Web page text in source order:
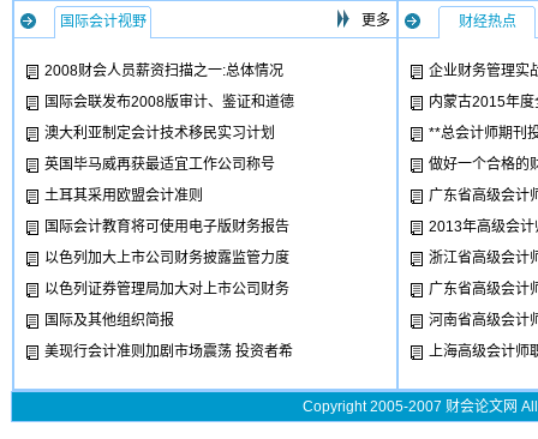
国际会计视野 更多
2008财会人员薪资扫描之一:总体情况
国际会联发布2008版审计、鉴证和道德
澳大利亚制定会计技术移民实习计划
英国毕马威再获最适宜工作公司称号
土耳其采用欧盟会计准则
国际会计教育将可使用电子版财务报告
以色列加大上市公司财务披露监管力度
以色列证券管理局加大对上市公司财务
国际及其他组织简报
美现行会计准则加剧市场震荡 投资者希
财经热点
企业财务管理实
内蒙古2015年
**总会计师期刊
做好一个合格的
广东省高级会计
2013年高级会
浙江省高级会计
广东省高级会计
河南省高级会计
上海高级会计师
Copyright 2005-2007 财会论文网